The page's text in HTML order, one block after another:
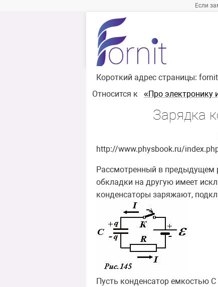
Если
Короткий адрес страницы:
Относится к «Про электронику
Зарядка
http://www.physbook.ru/index.php/
Рассмотренный в предыдущем
обкладки на другую имеет
конденсаторы заряжают,
Пусть конденсатор емкостью